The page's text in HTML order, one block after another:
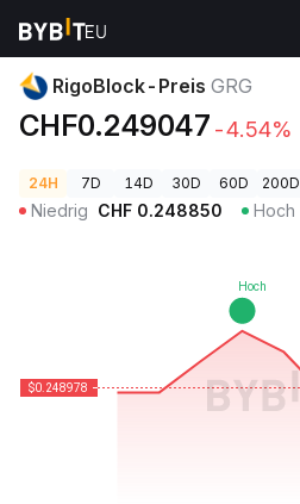
Krypto-Preise
RigoBlock-Preis GRG
CHF0.249047 -4.54%
24H 7D 14D 30D 60D 200D
Niedrig CHF 0.248850 Hoch